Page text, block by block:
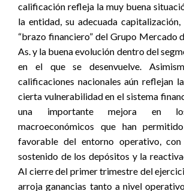
calificación refleja la muy buena
la entidad, su adecuada
“brazo financiero” del Grupo Mercado
As. y la buena evolución dentro del
en el que se desenvuelve.
calificaciones nacionales aún reflejan
cierta vulnerabilidad en el sistema
una importante mejora en
macroeconómicos que han
favorable del entorno operativo,
sostenido de los depósitos y la
Al cierre del primer trimestre del
arroja ganancias tanto a nivel